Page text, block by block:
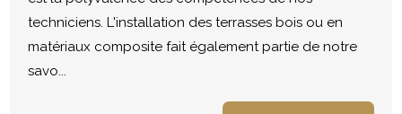
techniciens. L'installation des terrasses bois ou en
matériaux composite fait également partie de notre
savo...